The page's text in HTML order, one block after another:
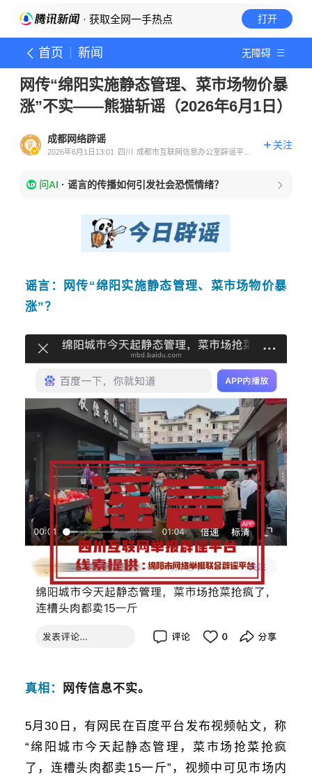
· 获取全网一手热点 打开
首页 新闻 无障碍
网传“绵阳实施静态管理、菜市场物价暴
涨”不实——熊猫斩谣（2026年6月1日）
成都网络辟谣
2026年6月1日13:01 四川
成都市互联网信息办公室辟谣平台
关注
问AI · 谣言的传播如何引发社会恐慌情绪？
谣言：网传“绵阳实施静态管理、菜市场物价暴
涨”？
真相： 网传信息不实。
5月30日，有网民在百度平台发布视频帖文，称
“绵阳城市今天起静态管理，菜市场抢菜抢疯
了，连槽头肉都卖15一斤”，视频中可见市场内